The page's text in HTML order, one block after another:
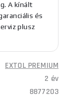
A kínált
és
plusz
EXTOL PREMIUM
2 év
8877203